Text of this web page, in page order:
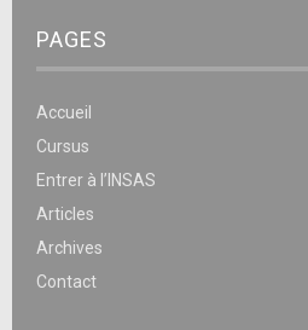
PAGES
Accueil
Cursus
Entrer à l’INSAS
Articles
Archives
Contact